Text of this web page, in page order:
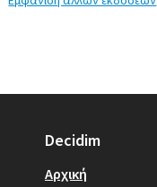
Decidim
Αρχική